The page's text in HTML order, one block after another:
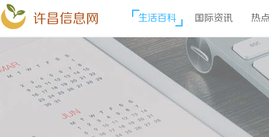
许昌信息网 生活百科 国际资讯 热